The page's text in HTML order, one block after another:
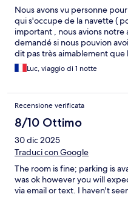
Nous avons vu personne
qui s'occupe de la navette (
important , nous avions notre
demandé si nous pouvion
dit pas très aimablement
donc impossible . aucun
Très déçu
Luc, viaggio di 1 notte
Recensione verificata
8/10 Ottimo
30 dic 2025
Traduci con Google
The room is fine; parking is
was ok however you will
via email or text. I haven't